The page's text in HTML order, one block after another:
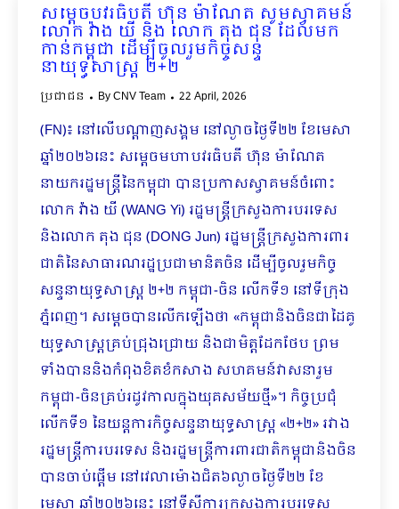
សម្តេចបវរធិបតី ហ៊ុន ម៉ាណែត សូមស្វាគមន៍
លោក វ៉ាង យី និង លោក តុង ជុន ដែលមក
កាន់កម្ពុជា ដើម្បីចូលរួមកិច្ចសន្ទ
នាយុទ្ធសាស្ត្រ ២+២
ប្រជាជន ByCNV Team 22 April, 2026
(FN)៖ នៅលើបណ្តាញសង្គម នៅល្ងាចថ្ងៃទី២២ ខែមេសា
ឆ្នាំ២០២៦នេះ សម្តេចមហាបវរធិបតី ហ៊ុន ម៉ាណែត
នាយករដ្ឋមន្រ្តីនៃកម្ពុជា បានប្រកាសស្វាគមន៍ចំពោះ
លោក វ៉ាង យី (WANG Yi) រដ្ឋមន្ត្រីក្រសួងការបរទេស
និងលោក តុង ជុន (DONG Jun) រដ្ឋមន្ត្រីក្រសួងការពារ
ជាតិនៃសាធារណរដ្ឋប្រជាមានិតចិន ដើម្បីចូលរួមកិច្ច
សន្ទនាយុទ្ធសាស្ត្រ ២+២ កម្ពុជា-ចិន លើកទី១ នៅទីក្រុង
ភ្នំពេញ។ សម្តេចបានលើកឡើងថា «កម្ពុជានិងចិនជាដៃគូ
យុទ្ធសាស្ត្រគ្រប់ជ្រុងជ្រោយ និងជាមិត្តដែកថែប ព្រម
ទាំងបាននិងកំពុងខិតខំកសាង សហគមន៍វាសនារួម
កម្ពុជា-ចិនគ្រប់រដូវកាលក្នុងយុគសម័យថ្មី»។ កិច្ចប្រជុំ
លើកទី១ នៃយន្តការកិច្ចសន្ទនាយុទ្ធសាស្ត្រ «២+២» រវាង
រដ្ឋមន្ត្រីការបរទេស និងរដ្ឋមន្ត្រីការពារជាតិកម្ពុជានិងចិន
បានចាប់ផ្តើម នៅវេលាម៉ោងជិត៦ល្ងាចថ្ងៃទី២២ ខែ